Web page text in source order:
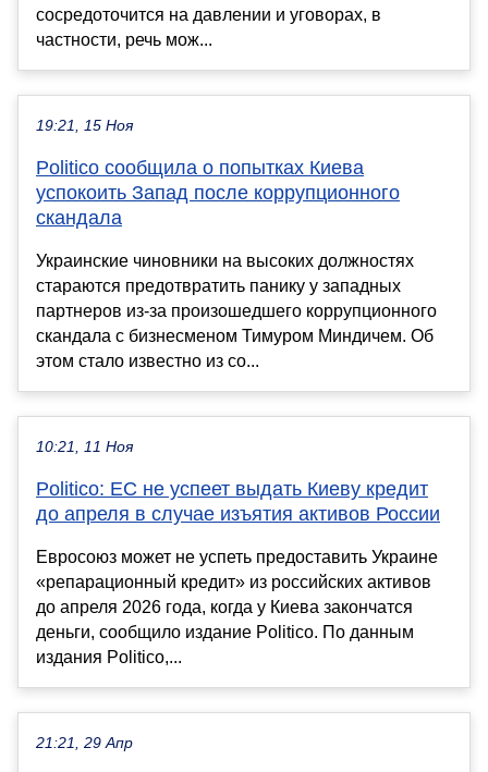
сосредоточится на давлении и уговорах, в
частности, речь мож...
19:21, 15 Ноя
Politico сообщила о попытках Киева
успокоить Запад после коррупционного
скандала
Украинские чиновники на высоких должностях
стараются предотвратить панику у западных
партнеров из-за произошедшего коррупционного
скандала с бизнесменом Тимуром Миндичем. Об
этом стало известно из со...
10:21, 11 Ноя
Politico: ЕС не успеет выдать Киеву кредит
до апреля в случае изъятия активов России
Евросоюз может не успеть предоставить Украине
«репарационный кредит» из российских активов
до апреля 2026 года, когда у Киева закончатся
деньги, сообщило издание Politico. По данным
издания Politico,...
21:21, 29 Апр